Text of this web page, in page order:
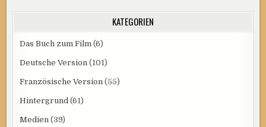
KATEGORIEN
Das Buch zum Film (6)
Deutsche Version (101)
Französische Version (55)
Hintergrund (61)
Medien (39)